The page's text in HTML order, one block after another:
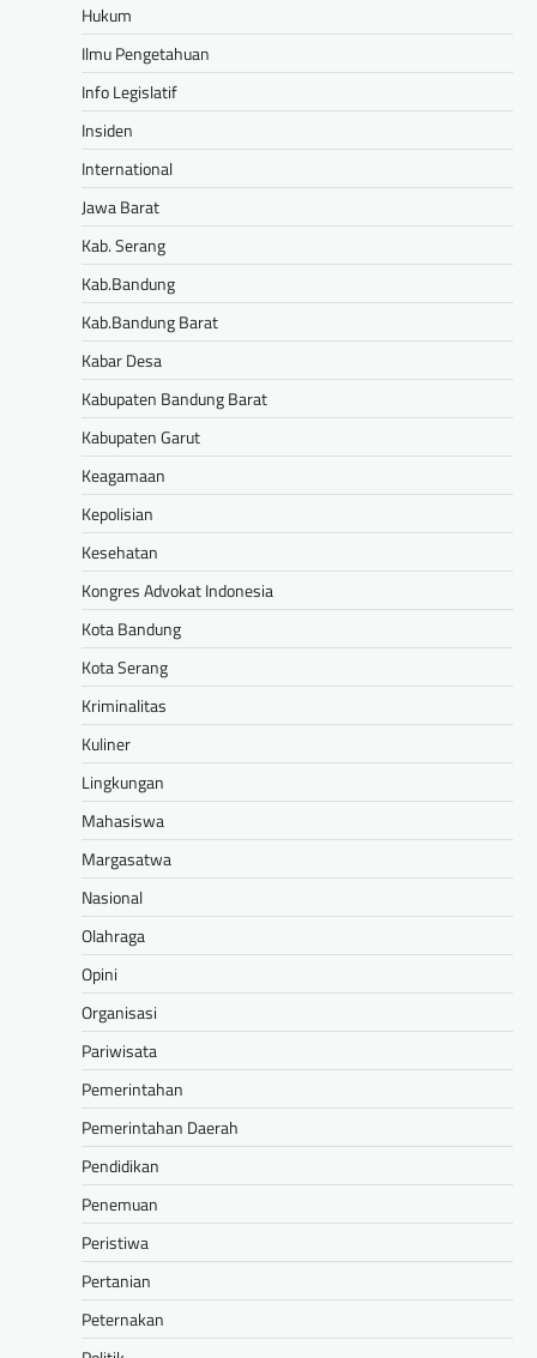
Hukum
Ilmu Pengetahuan
Info Legislatif
Insiden
International
Jawa Barat
Kab. Serang
Kab.Bandung
Kab.Bandung Barat
Kabar Desa
Kabupaten Bandung Barat
Kabupaten Garut
Keagamaan
Kepolisian
Kesehatan
Kongres Advokat Indonesia
Kota Bandung
Kota Serang
Kriminalitas
Kuliner
Lingkungan
Mahasiswa
Margasatwa
Nasional
Olahraga
Opini
Organisasi
Pariwisata
Pemerintahan
Pemerintahan Daerah
Pendidikan
Penemuan
Peristiwa
Pertanian
Peternakan